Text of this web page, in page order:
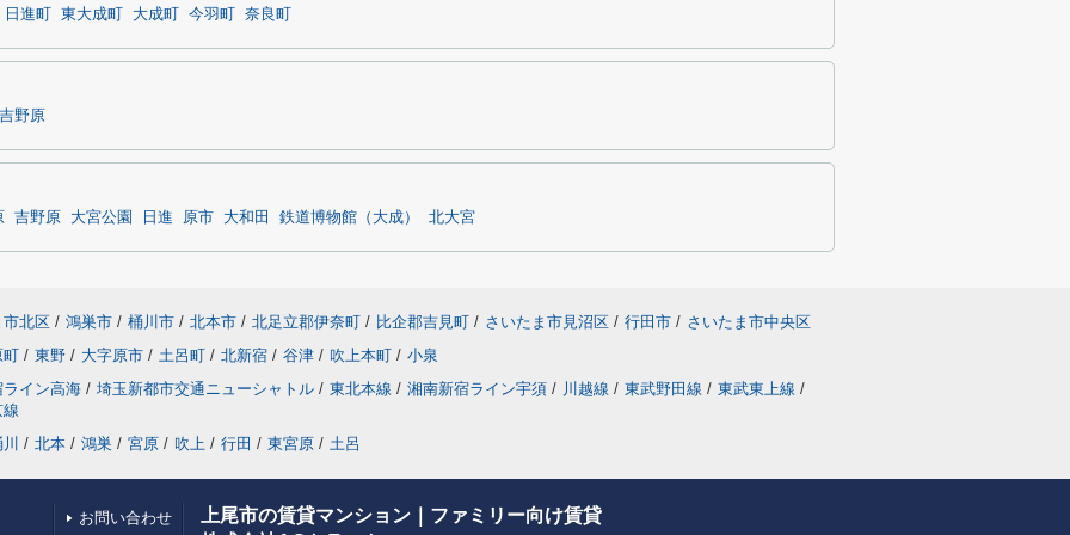
日進町 東大成町 大成町 今羽町 奈良町
吉野原
吉野原 大宮公園 日進 原市 大和田 鉄道博物館（大成） 北大宮
市北区 / 鴻巣市 / 桶川市 / 北本市 / 北足立郡伊奈町 / 比企郡吉見町 / さいたま市見沼区 / 行田市 / さいたま市中央区
町 / 東野 / 大字原市 / 土呂町 / 北新宿 / 谷津 / 吹上本町 / 小泉
イン高海 / 埼玉新都市交通ニューシャトル / 東北本線 / 湘南新宿ライン宇須 / 川越線 / 東武野田線 / 東武東上線 /
線
/ 北本 / 鴻巣 / 宮原 / 吹上 / 行田 / 東宮原 / 土呂
お問い合わせ
上尾市の賃貸マンション｜ファミリー向け賃貸